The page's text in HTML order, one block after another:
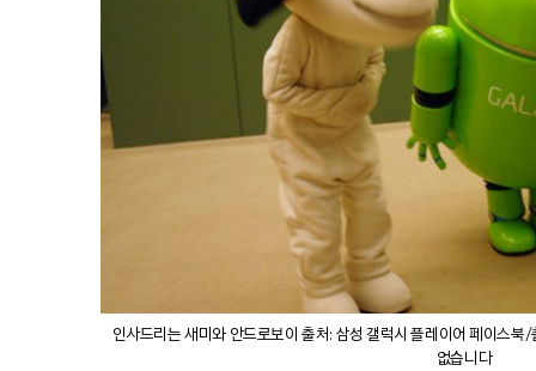
인사드리는 새미와 안드로보이 출처: 삼성 갤럭시 플레이어 페이스
없습니다